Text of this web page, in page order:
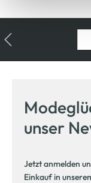
unser
Jetzt anmelden
Einkauf in